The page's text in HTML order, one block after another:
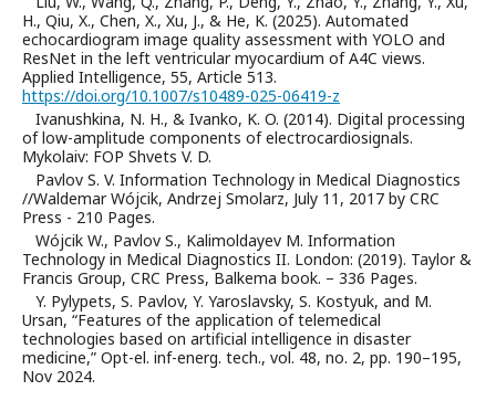
H., Qiu, X., Chen, X., Xu, J., & He, K. (2025). Automated
echocardiogram image quality assessment with YOLO and
ResNet in the left ventricular myocardium of A4C views.
Applied Intelligence, 55, Article 513.
https://doi.org/10.1007/s10489-025-06419-z
Ivanushkina, N. H., & Ivanko, K. O. (2014). Digital processing
of low-amplitude components of electrocardiosignals.
Mykolaiv: FOP Shvets V. D.
Pavlov S. V. Information Technology in Medical Diagnostics
//Waldemar Wójcik, Andrzej Smolarz, July 11, 2017 by CRC
Press - 210 Pages.
Wójcik W., Pavlov S., Kalimoldayev M. Information
Technology in Medical Diagnostics II. London: (2019). Taylor &
Francis Group, CRC Press, Balkema book. – 336 Pages.
Y. Pylypets, S. Pavlov, Y. Yaroslavsky, S. Kostyuk, and M.
Ursan, “Features of the application of telemedical
technologies based on artificial intelligence in disaster
medicine,” Opt-el. inf-energ. tech., vol. 48, no. 2, pp. 190–195,
Nov 2024.